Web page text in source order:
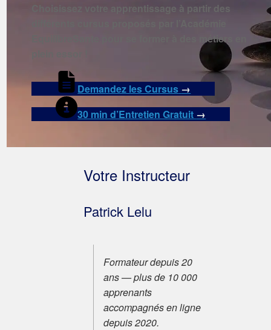
Choisissez votre apprentissage à partir des
EquilibreSante pour se former à des métiers en
Demandez les Cursus →
30 min d’Entretien Gratuit →
Votre Instructeur
Patrick Lelu
Formateur depuis 20
ans — plus de 10 000
apprenants
accompagnés en ligne
depuis 2020.